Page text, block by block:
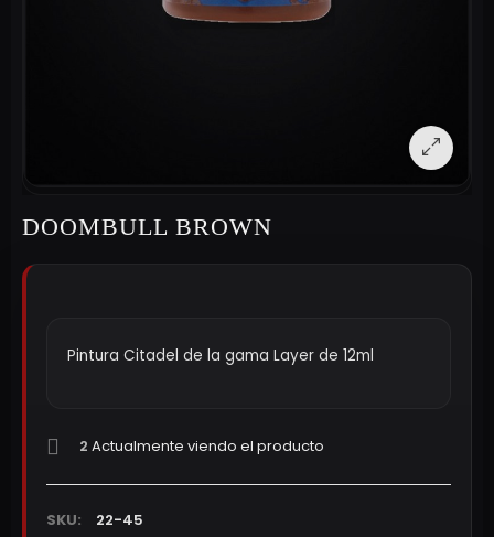
DOOMBULL BROWN
Pintura Citadel de la gama Layer de 12ml
2 Actualmente viendo el producto
SKU:
22-45